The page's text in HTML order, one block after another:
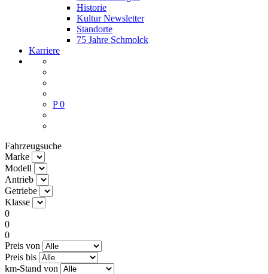
Historie
Kultur Newsletter
Standorte
75 Jahre Schmolck
Karriere
P 0
Fahrzeugsuche
Marke
Modell
Antrieb
Getriebe
Klasse
0
0
0
Preis von
Preis bis
km-Stand von